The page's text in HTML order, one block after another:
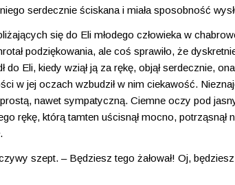
serdecznie ściskana i miała sposobność
się do Eli młodego człowieka w
podziękowania, ale coś sprawiło, że
do Eli, kiedy wziął ją za rękę, objął serdecznie,
w jej oczach wzbudził w nim ciekawość.
nawet sympatyczną. Ciemne oczy pod
rękę, którą tamten uścisnął mocno, potrząsnął
szept. – Będziesz tego żałował! Oj,